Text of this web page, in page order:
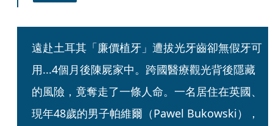
遠赴土耳其「廉價植牙」遭拔光牙齒卻無假牙可
用...4個月後陳屍家中。跨國醫療觀光背後隱藏
的風險，竟奪走了一條人命。一名居住在英國、
現年48歲的男子帕維爾（Pawel Bukowski），